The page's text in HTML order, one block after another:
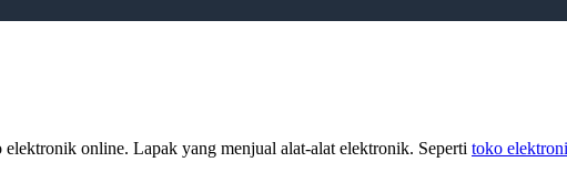
online. Lapak yang menjual alat-alat elektronik. Seperti toko